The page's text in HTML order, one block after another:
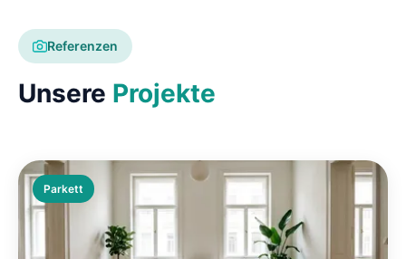
Referenzen
Unsere Projekte
Parkett